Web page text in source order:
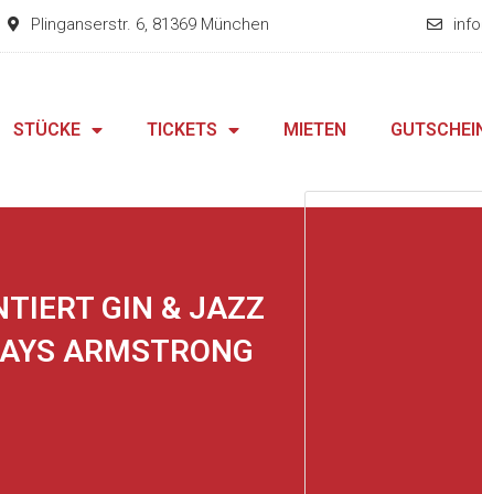
Plinganserstr. 6, 81369 München
STÜCKE TICKETS MIETEN
GIN & JAZZ
ARMSTRONG